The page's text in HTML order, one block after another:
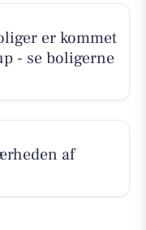
er kommet
- se boligerne
af